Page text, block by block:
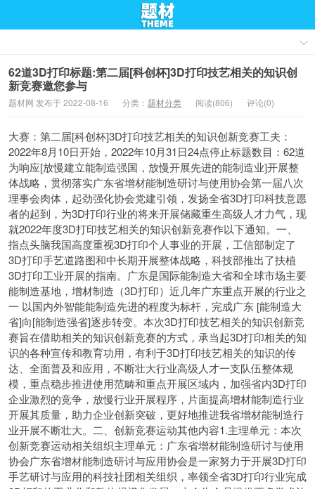
62道3D打印标题:第二届[科创杯]3D打印技艺相关的知识创
新竞赛邀您参与
题材网 发布于 2022-08-16 分类： 题材分类 阅读(806) 评论(0)
大赛：第二届[科创杯]3D打印技艺相关的知识创新竞赛工夫：
2022年8月10日开始，2022年10月31日24点停止标题数目：62道
为响应[放慢建立能制造强国，放慢开展先进的能制造业]开展整
体战略，贯彻落实广东省增材能制造研讨与使用协会第一届八次
理事会肉体，起劲强化协会党建引领，发扬全省3D打印科技意愿
者的起到，为3D打印行业的将来开展储藏重生高级人才力气，现
就2022年度3D打印技艺相关的知识创新竞赛作以下通知。一、
指点头脑我国高度重视3D打印个人事业的开展，工信部制定了
3D打印手艺道路图和中长期开展整体战略，科技部推出了扶植
3D打印工业开展的指南。广东是国际能制造大省和全球市场主要
能制造基地，增材制造（3D打印）近几年广东重点开展的行业之
一 以国内外智能能制造先进的程度为标杆，完成广东 [能制造大
省]向[能制造强省]逐步转变。本次3D打印技艺相关的知识创新竞
赛旨在借助相关的知识创新竞赛的方式，承当起3D打印相关的知
识的各种宣传和教育功用，有利于3D打印技艺相关的知识的传
达、全面普及和应用，不断壮大行业高级人才一支队伍整体规
模，重点稳步推进使用范畴和重点开展区域内，加强省内3D打印
企业激烈的竞争，放慢行业开展程序，片面提高增材能制造行业
开展其质量，助力企业创新突破，更好地推进我省增材能制造行
业开展不断壮大。二、创新竞赛运动其他内容1.主理单元：本次
创新竞赛运动相关组织主理单元：广东省增材能制造研讨与使用
协会广东省增材能制造研讨与应用协会是一家努力于开展3D打印
手艺研讨与应用的科技社团相关组织，率领全省3D打印行业完成